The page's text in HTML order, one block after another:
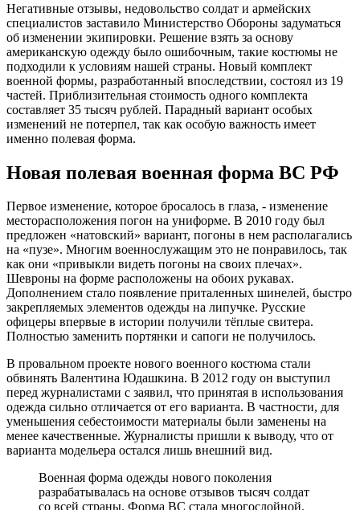
Негативные отзывы, недовольство солдат и армейских
специалистов заставило Министерство Обороны задуматься
об изменении экипировки. Решение взять за основу
американскую одежду было ошибочным, такие костюмы не
подходили к условиям нашей страны. Новый комплект
военной формы, разработанный впоследствии, состоял из 19
частей. Приблизительная стоимость одного комплекта
составляет 35 тысяч рублей. Парадный вариант особых
изменений не потерпел, так как особую важность имеет
именно полевая форма.
Новая полевая военная форма ВС РФ
Первое изменение, которое бросалось в глаза, - изменение
месторасположения погон на униформе. В 2010 году был
предложен «натовский» вариант, погоны в нем располагались
на «пузе». Многим военнослужащим это не понравилось, так
как они «привыкли видеть погоны на своих плечах».
Шевроны на форме расположены на обоих рукавах.
Дополнением стало появление приталенных шинелей, быстро
закрепляемых элементов одежды на липучке. Русские
офицеры впервые в истории получили тёплые свитера.
Полностью заменить портянки и сапоги не получилось.
В провальном проекте нового военного костюма стали
обвинять Валентина Юдашкина. В 2012 году он выступил
перед журналистами с заявил, что принятая в использования
одежда сильно отличается от его варианта. В частности, для
уменьшения себестоимости материалы были заменены на
менее качественные. Журналисты пришли к выводу, что от
варианта модельера остался лишь внешний вид.
Военная форма одежды нового поколения
разрабатывалась на основе отзывов тысяч солдат
со всей страны. Форма ВС стала многослойной.